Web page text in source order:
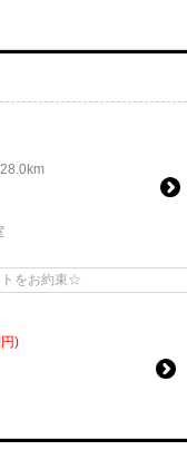
トをお約束☆
)